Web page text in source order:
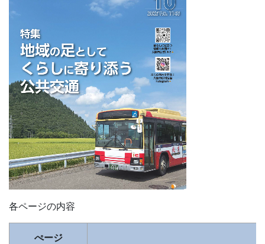
各ページの内容
ぺージ